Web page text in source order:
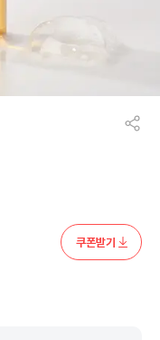
쿠폰받기